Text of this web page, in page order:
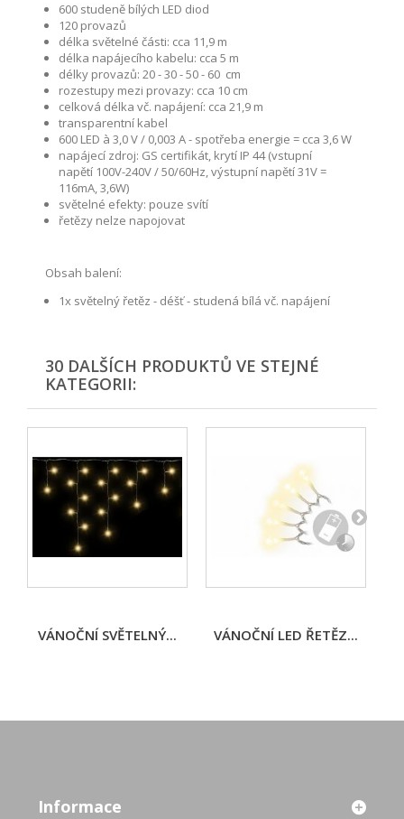
600 studeně bílých LED diod
120 provazů
délka světelné části: cca 11,9 m
délka napájecího kabelu: cca 5 m
délky provazů: 20 - 30 - 50 - 60 cm
rozestupy mezi provazy: cca 10 cm
celková délka vč. napájení: cca 21,9 m
transparentní kabel
600 LED à 3,0 V / 0,003 A - spotřeba energie = cca 3,6 W
napájecí zdroj: GS certifikát, krytí IP 44 (vstupní
napětí 100V-240V / 50/60Hz, výstupní napětí 31V =
116mA, 3,6W)
světelné efekty: pouze svítí
řetězy nelze napojovat
Obsah balení:
1x světelný řetěz - déšť - studená bílá vč. napájení
30 DALŠÍCH PRODUKTŮ VE STEJNÉ
KATEGORII:
VÁNOČNÍ SVĚTELNÝ... VÁNOČNÍ LED ŘETĚZ...
Informace